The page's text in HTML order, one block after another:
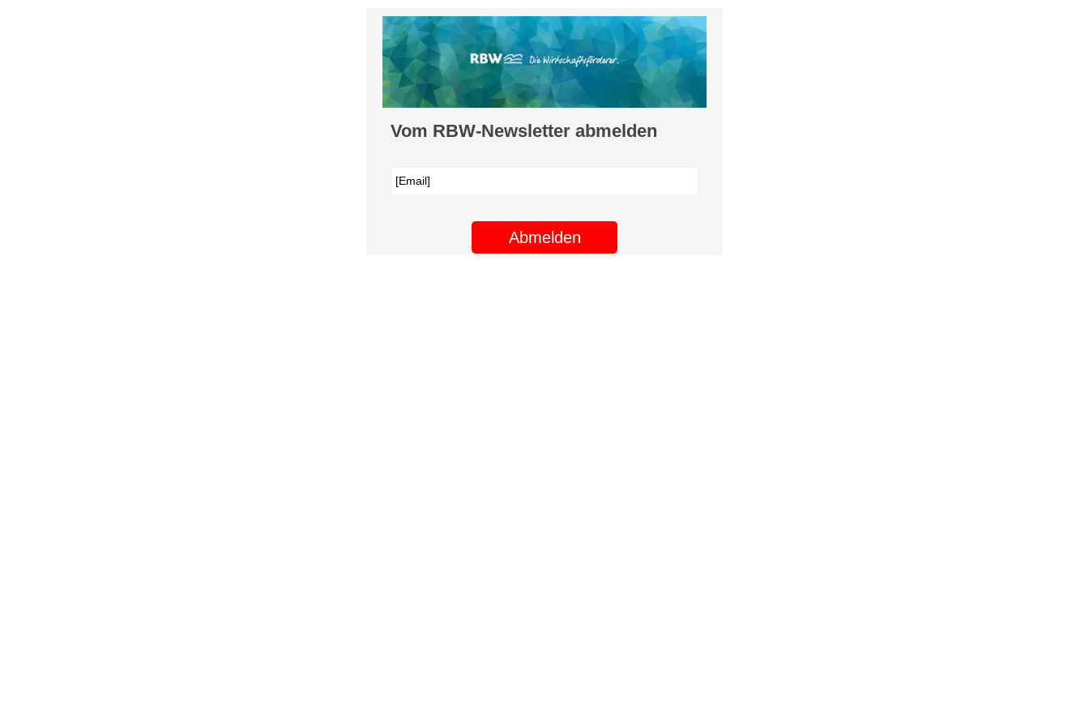
Vom RBW-Newsletter abmelden
Abmelden